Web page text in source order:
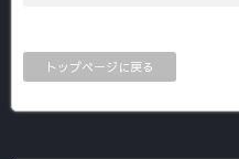
トップページに戻る